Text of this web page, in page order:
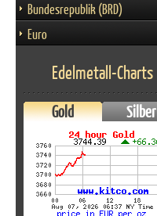
Bundesrepublik (BRD)
Euro
Edelmetall-Charts
Gold Silber